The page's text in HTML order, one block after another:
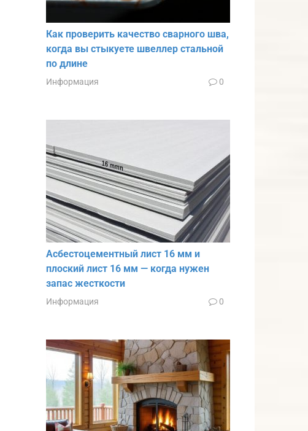
Как проверить качество сварного шва,
когда вы стыкуете швеллер стальной
по длине
Информация 0
Асбестоцементный лист 16 мм и
плоский лист 16 мм — когда нужен
запас жесткости
Информация 0